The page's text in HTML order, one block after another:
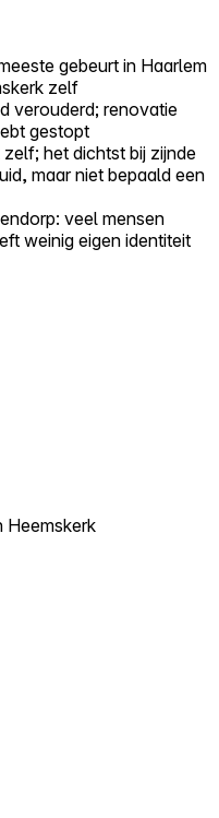
gebeurt in Haarlem
zelf
verouderd; renovatie
gestopt
het dichtst bij zijnde
maar niet bepaald een
veel mensen
weinig eigen identiteit
Heemskerk